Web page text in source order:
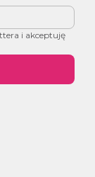
Wyrażam zgodę na otrzymywanie newslettera i akceptuję